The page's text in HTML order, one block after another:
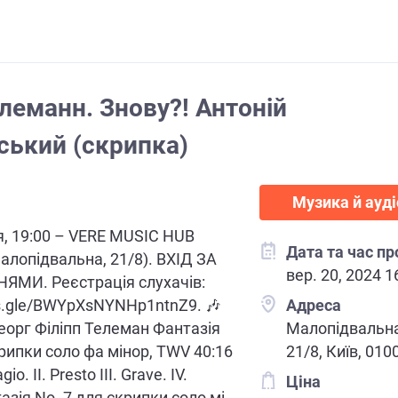
Знову?! Антоній
(скрипка)
19:00 – VERE MUSIC HUB
21/8). ВХІД ЗА
Реєстрація слухачів:
BWYpXsNYNHp1ntnZ9. 🎶
Філіпп Телеман Фантазія
соло фа мінор, TWV 40:16
II. Presto III. Grave. IV.
Музика й
Дата та час
вер. 20, 2024
Адреса
21/8, Київ,
Ціна